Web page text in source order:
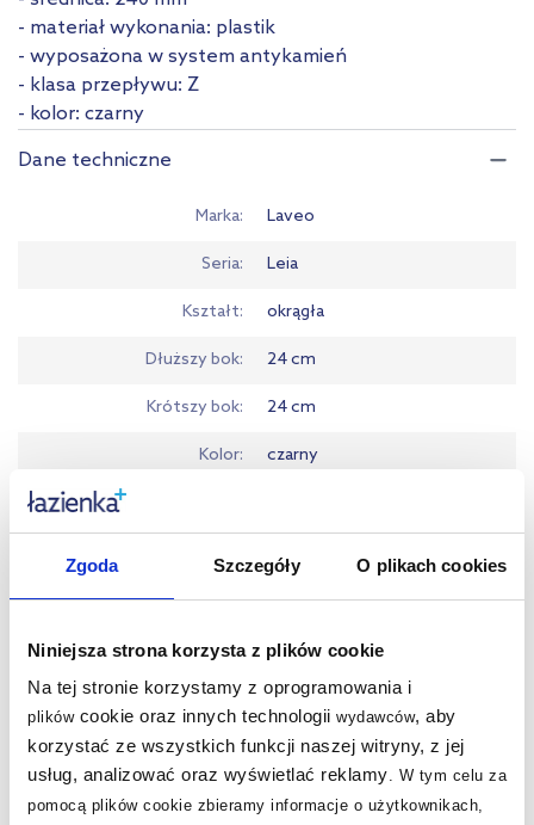
Zgoda Szczegóły O plikach cookies
Niniejsza strona korzysta z plików cookie
Na tej stronie korzystamy z oprogramowania i
plikówcookie oraz innych technologii wydawców, aby
korzystać ze wszystkich funkcji naszej witryny, z jej
usług, analizować oraz wyświetlać reklamy. W tym celu za
pomocą plików cookie zbieramy informacje o użytkownikach,
- materiał wykonania: plastik
- wyposażona w system antykamień
- klasa przepływu: Z
- kolor: czarny
Dane techniczne
Marka Laveo
Seria Leia
Kształt okrągła
Dłuższy bok 24 cm
Krótszy bok 24 cm
Kolor czarny
Z ramieniem prysznicowym
Wymiary z opakowaniem 25 x 5 x 25 cm
Waga z opakowaniem 0,50 kg
Gwarancja Pobierz
Dane producenta Zobacz